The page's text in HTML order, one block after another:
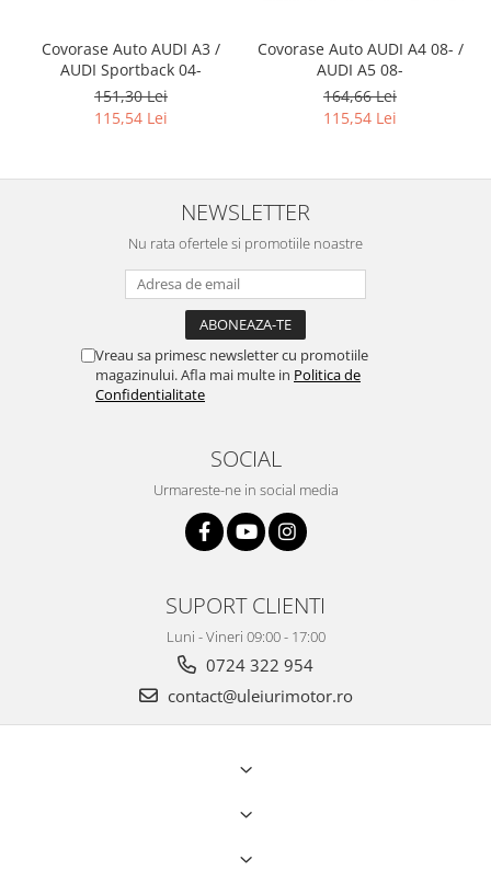
Covorase Auto AUDI A3 /
AUDI Sportback 04-
151,30 Lei
115,54 Lei
Covorase Auto AUDI A4 08- /
AUDI A5 08-
164,66 Lei
115,54 Lei
NEWSLETTER
Nu rata ofertele si promotiile noastre
Vreau sa primesc newsletter cu promotiile
magazinului. Afla mai multe in Politica de
Confidentialitate
SOCIAL
Urmareste-ne in social media
SUPORT CLIENTI
Luni - Vineri 09:00 - 17:00
0724 322 954
contact@uleiurimotor.ro